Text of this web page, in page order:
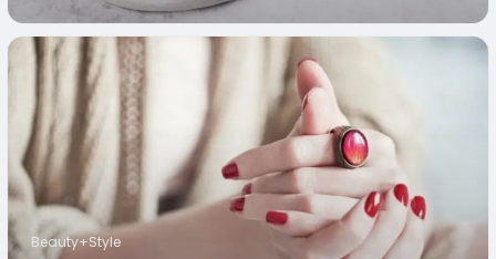
Beauty+Style